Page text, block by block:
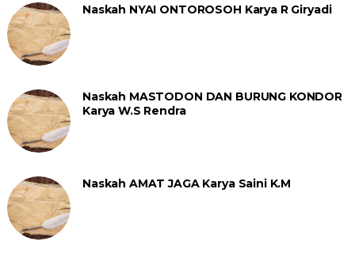
Naskah NYAI ONTOROSOH Karya R Giryadi
Naskah MASTODON DAN BURUNG KONDOR
Karya W.S Rendra
Naskah AMAT JAGA Karya Saini K.M